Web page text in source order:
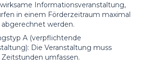
Informationsveranstaltung,
in einem Förderzeitraum maximal
werden.
A (verpflichtende
Die Veranstaltung muss
Zeitstunden umfassen.